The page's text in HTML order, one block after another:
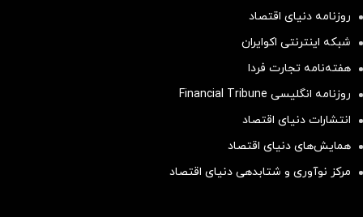
روزنامه دنیای اقتصاد
شبکه اینترنتی اکوایران
هفته‌نامه تجارت فردا
روزنامه انگلیسی Financial Tribune
انتشارات دنیای اقتصاد
همایش‌های دنیای اقتصاد
مرکز نوآوری و شتابدهی دنیای اقتصاد